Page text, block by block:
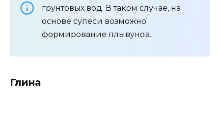
грунтовых вод. В таком случае, на
основе супеси возможно
формирование плывунов.
Глина